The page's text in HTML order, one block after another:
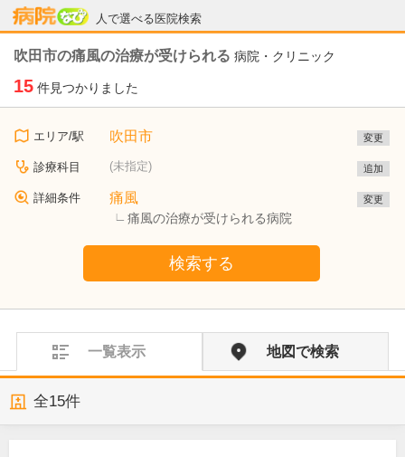
人で選べる医院検索
病院なび
吹田市の痛風の治療が受けられる 病院・クリニック
15 件見つかりました
エリア/駅 吹田市 変更
診療科目 (未指定) 追加
詳細条件 痛風
痛風の治療が受けられる病院
変更
検索する
一覧表示 地図で検索
全15件